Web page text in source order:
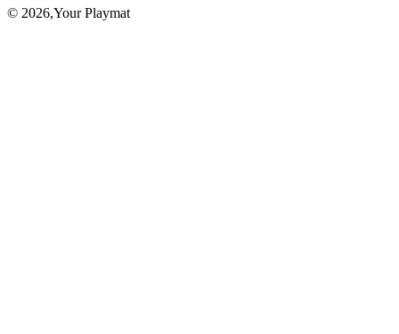
© 2026,Your Playmat